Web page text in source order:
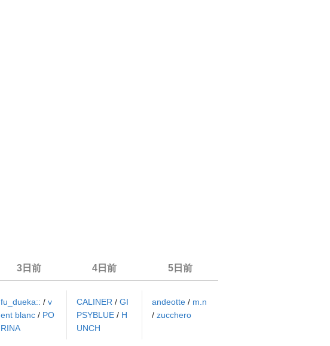
3日前
fu_dueka:: / v
ent blanc / PO
RINA
4日前
CALINER / GI
PSYBLUE / H
UNCH
5日前
andeotte/ m.n
/zucchero